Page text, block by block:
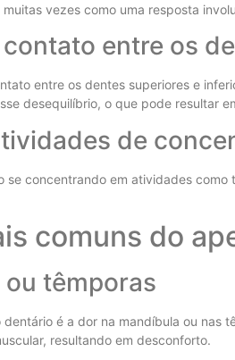
vezes como uma resposta
entre os
entre os dentes superiores e
desequilíbrio, o que pode resultar
de
concentrando em atividades
comuns do
têmporas
é a dor na mandíbula ou nas
resultando em desconforto.